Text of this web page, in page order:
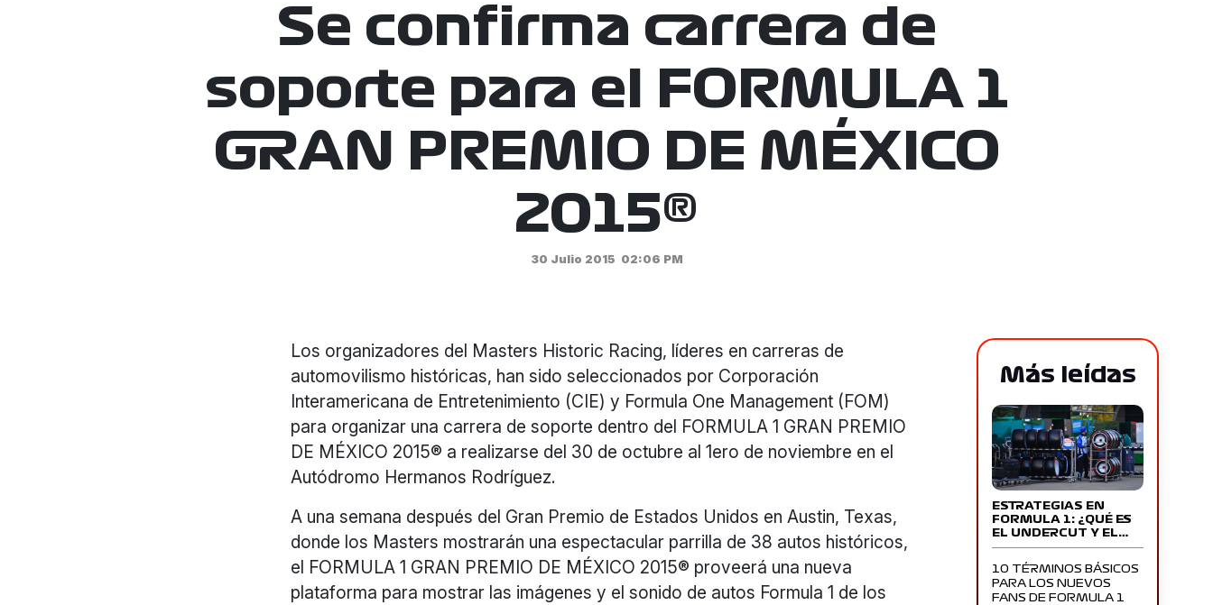
Se confirma carrera de
soporte para el FORMULA 1
GRAN PREMIO DE MÉXICO
2015®
30 Julio 2015 02:06 PM
Los organizadores del Masters Historic Racing, líderes en carreras de
automovilismo históricas, han sido seleccionados por Corporación
Interamericana de Entretenimiento (CIE) y Formula One Management (FOM)
para organizar una carrera de soporte dentro del FORMULA 1 GRAN PREMIO
DE MÉXICO 2015® a realizarse del 30 de octubre al 1ero de noviembre en el
Autódromo Hermanos Rodríguez.
A una semana después del Gran Premio de Estados Unidos en Austin, Texas,
donde los Masters mostrarán una espectacular parrilla de 38 autos históricos,
el FORMULA 1 GRAN PREMIO DE MÉXICO 2015® proveerá una nueva
plataforma para mostrar las imágenes y el sonido de autos Formula 1 de los
Más leídas
ESTRATEGIAS EN
FORMULA 1: ¿QUÉ ES
EL UNDERCUT Y EL…
10 TÉRMINOS BÁSICOS
PARA LOS NUEVOS
FANS DE FORMULA 1